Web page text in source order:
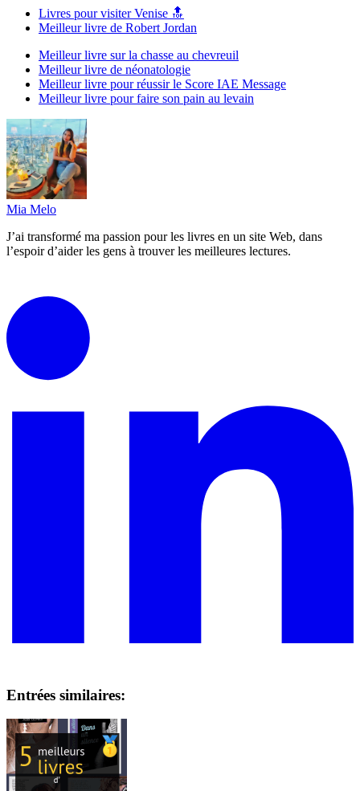
Livres pour visiter Venise 🔝
Meilleur livre de Robert Jordan
Meilleur livre sur la chasse au chevreuil
Meilleur livre de néonatologie
Meilleur livre pour réussir le Score IAE Message
Meilleur livre pour faire son pain au levain
Mia Melo
J’ai transformé ma passion pour les livres en un site Web, dans
l’espoir d’aider les gens à trouver les meilleures lectures.
Entrées similaires: